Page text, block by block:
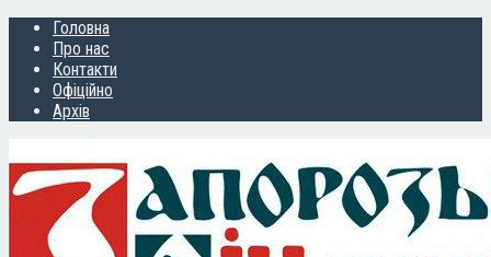
Головна
Про нас
Контакти
Офіційно
Архів